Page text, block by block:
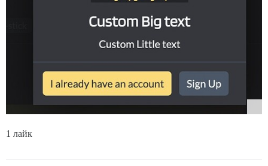
1 лайк